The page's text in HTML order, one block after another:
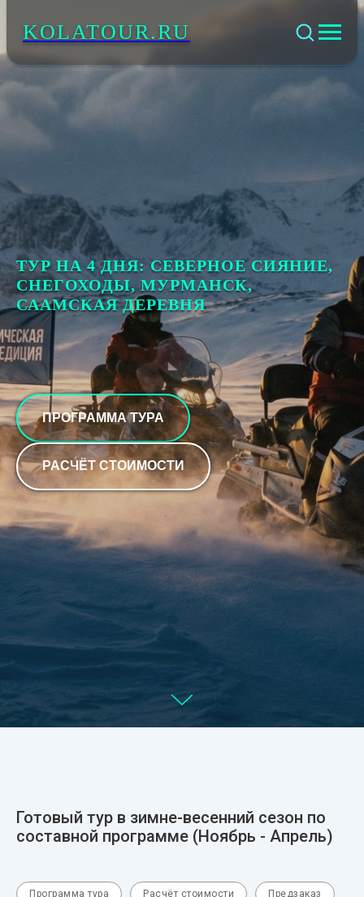
KOLATOUR.RU
ТУР НА 4 ДНЯ: СЕВЕРНОЕ СИЯНИЕ,
СНЕГОХОДЫ, МУРМАНСК,
СААМСКАЯ ДЕРЕВНЯ
ПРОГРАММА ТУРА
РАСЧЁТ СТОИМОСТИ
Готовый тур в зимне-весенний сезон по
составной программе (Ноябрь - Апрель)
Программа тура Расчёт стоимости Предзаказ